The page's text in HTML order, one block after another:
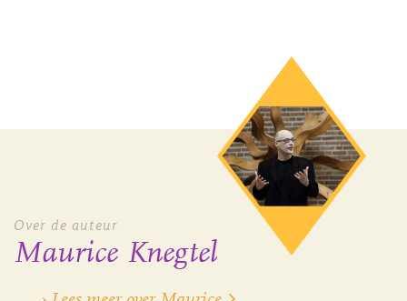
Over de auteur
Maurice Knegtel